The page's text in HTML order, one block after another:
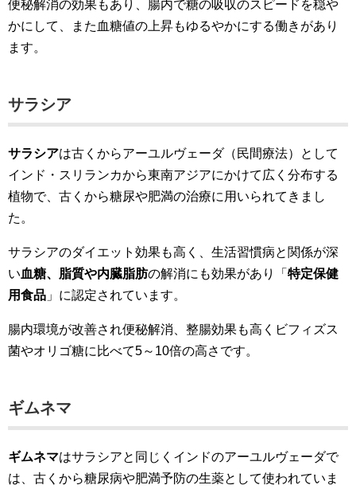
便秘解消の効果もあり、腸内で糖の吸収のスピードを穏や
かにして、また血糖値の上昇もゆるやかにする働きがあり
ます。
サラシア
サラシアは古くからアーユルヴェーダ（民間療法）として
インド・スリランカから東南アジアにかけて広く分布する
植物で、古くから糖尿や肥満の治療に用いられてきまし
た。
サラシアのダイエット効果も高く、生活習慣病と関係が深
い血糖、脂質や内臓脂肪の解消にも効果があり「 特定保健
用食品 」に認定されています。
腸内環境が改善され便秘解消、整腸効果も高くビフィズス
菌やオリゴ糖に比べて5～10倍の高さです。
ギムネマ
ギムネマはサラシアと同じくインドのアーユルヴェーダで
は、古くから糖尿病や肥満予防の生薬として使われていま